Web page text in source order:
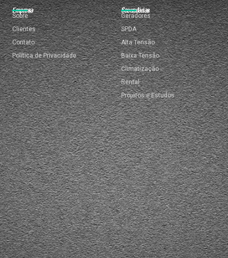
Empresa
Sobre
Clientes
Contato
Política de Privacidade
Secundárias
Geradores
SPDA
Alta Tensão
Baixa Tensão
Climatização
Rental
Projetos e Estudos